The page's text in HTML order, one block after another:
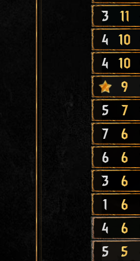
3 11
4 10
4 10
9
5 7
7 6
6 6
3 6
1 6
4 6
5 5